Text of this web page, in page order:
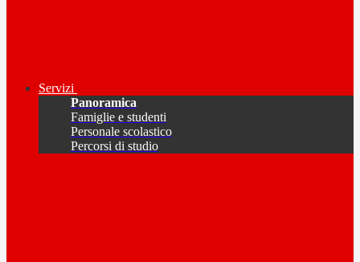
Servizi
Panoramica
Famiglie e studenti
Personale scolastico
Percorsi di studio